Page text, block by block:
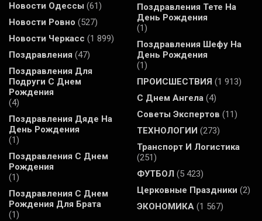
Новости Одессы (61)
Новости Ровно (527)
Новости Черкасс (1 899)
Поздравления (47)
Поздравления Для
Подруги С Днем
Рождения
(4)
Поздравления Дяде На
День Рождения
(1)
Поздравления С Днем
Рождения
(1)
Поздравления С Днем
Рождения Для Брата
(1)
Поздравления Тете На
День Рождения
(1)
Поздравления Шефу На
День Рождения
(1)
ПРОИСШЕСТВИЯ (1 913)
С Днем Ангела (4)
Советы Экспертов (11)
ТЕХНОЛОГИИ (273)
Транспорт И Логистика
(251)
ФУТБОЛ (5 423)
Церковные Праздники (2)
ЭКОНОМИКА (1 567)